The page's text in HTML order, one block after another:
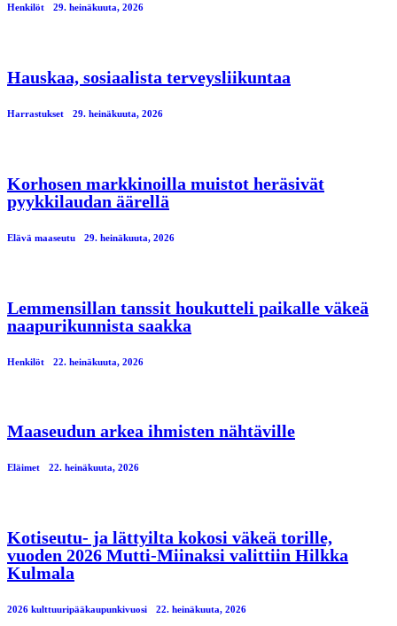
Henkilöt 29. heinäkuuta, 2026
Hauskaa, sosiaalista terveysliikuntaa
Harrastukset 29. heinäkuuta, 2026
Korhosen markkinoilla muistot heräsivät
pyykkilaudan äärellä
Elävä maaseutu 29. heinäkuuta, 2026
Lemmensillan tanssit houkutteli paikalle väkeä
naapurikunnista saakka
Henkilöt 22. heinäkuuta, 2026
Maaseudun arkea ihmisten nähtäville
Eläimet 22. heinäkuuta, 2026
Kotiseutu- ja lättyilta kokosi väkeä torille,
vuoden 2026 Mutti-Miinaksi valittiin Hilkka
Kulmala
2026 kulttuuripääkaupunkivuosi 22. heinäkuuta, 2026